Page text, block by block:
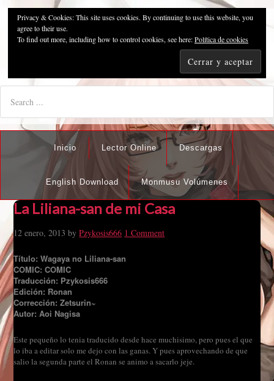
Pzykosis666HFansub
"I'm the best there is at what I do, but what I do best isn't very
Inicio Lector Online Descargas
English Download Monmusu Volúmenes
La Liliana-san de mi Casa
12 enero, 2013 byPzykosis666 1 Comment
Título: Wagaya no Liliana-san
COMIC: COMIC
Traducción: Pzykosis666
Edición: Ronan
Corrección: Zetsurin~
Autor: Aoi Nagisa
Este pequeño lo tenia traducido desde hace muchisimo, pero pues el que
lo iba a editar solo me dejo con las ganas. Y pues aprovechando de que
salio la segunda parte el Ronan se animo a sacarlo jeje.
Privacy & Cookies: This site uses cookies. By continuing to use this website, you
agree to their use.
To find out more, including how to control cookies, see here:Política de cookies